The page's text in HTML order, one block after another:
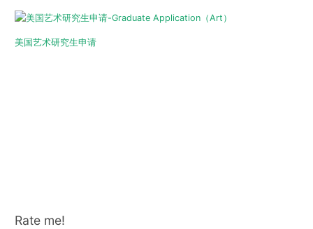
美国艺术研究生申请
Rate me!